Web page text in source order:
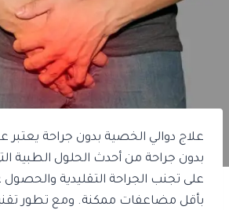
علاج دوالي الخصية بدون جراحة يعتبر
بدون جراحة من أحدث الحلول الطبية
على تجنب الجراحة التقليدية والحصول
بأقل مضاعفات ممكنة. ومع تطور